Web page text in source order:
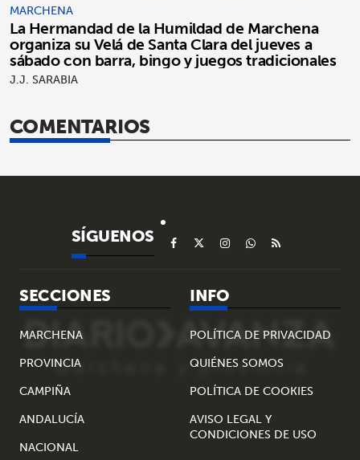
MARCHENA
La Hermandad de la Humildad de Marchena
organiza su Velá de Santa Clara del jueves a
sábado con barra, bingo y juegos tradicionales
J.J. SARABIA
COMENTARIOS
SÍGUENOS
SECCIONES
MARCHENA
PROVINCIA
CAMPIÑA
ANDALUCÍA
NACIONAL
INFO
POLÍTICA DE PRIVACIDAD
QUIÉNES SOMOS
POLÍTICA DE COOKIES
AVISO LEGAL Y
CONDICIONES DE USO